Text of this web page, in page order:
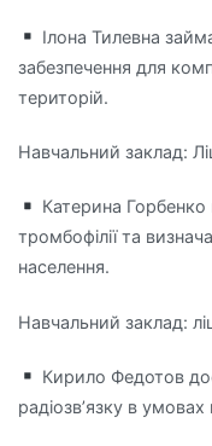
Ілона Тилевна
забезпечення для
територій.
Навчальний заклад:
Катерина
тромбофілії та
населення.
Навчальний заклад:
Кирило Федотов
радіозв’язку в умовах